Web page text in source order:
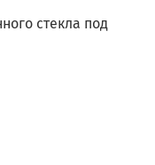
стекла под